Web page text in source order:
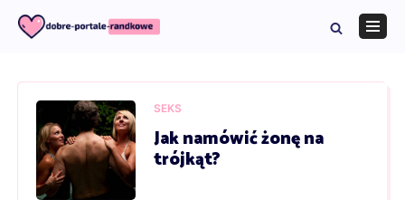
Skip
SEKS
Jak namówić żonę na
trójkąt?